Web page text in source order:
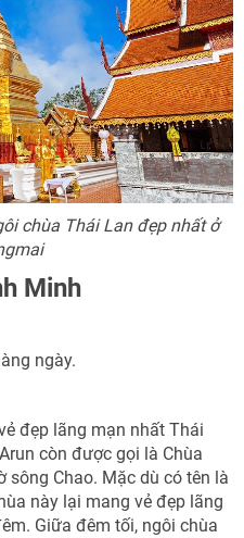
chùa Thái Lan đẹp nhất ở
Minh
ngày.
đẹp lãng mạn nhất Thái
còn được gọi là Chùa
sông Chao. Mặc dù có tên là
này lại mang vẻ đẹp lãng
Giữa đêm tối, ngôi chùa